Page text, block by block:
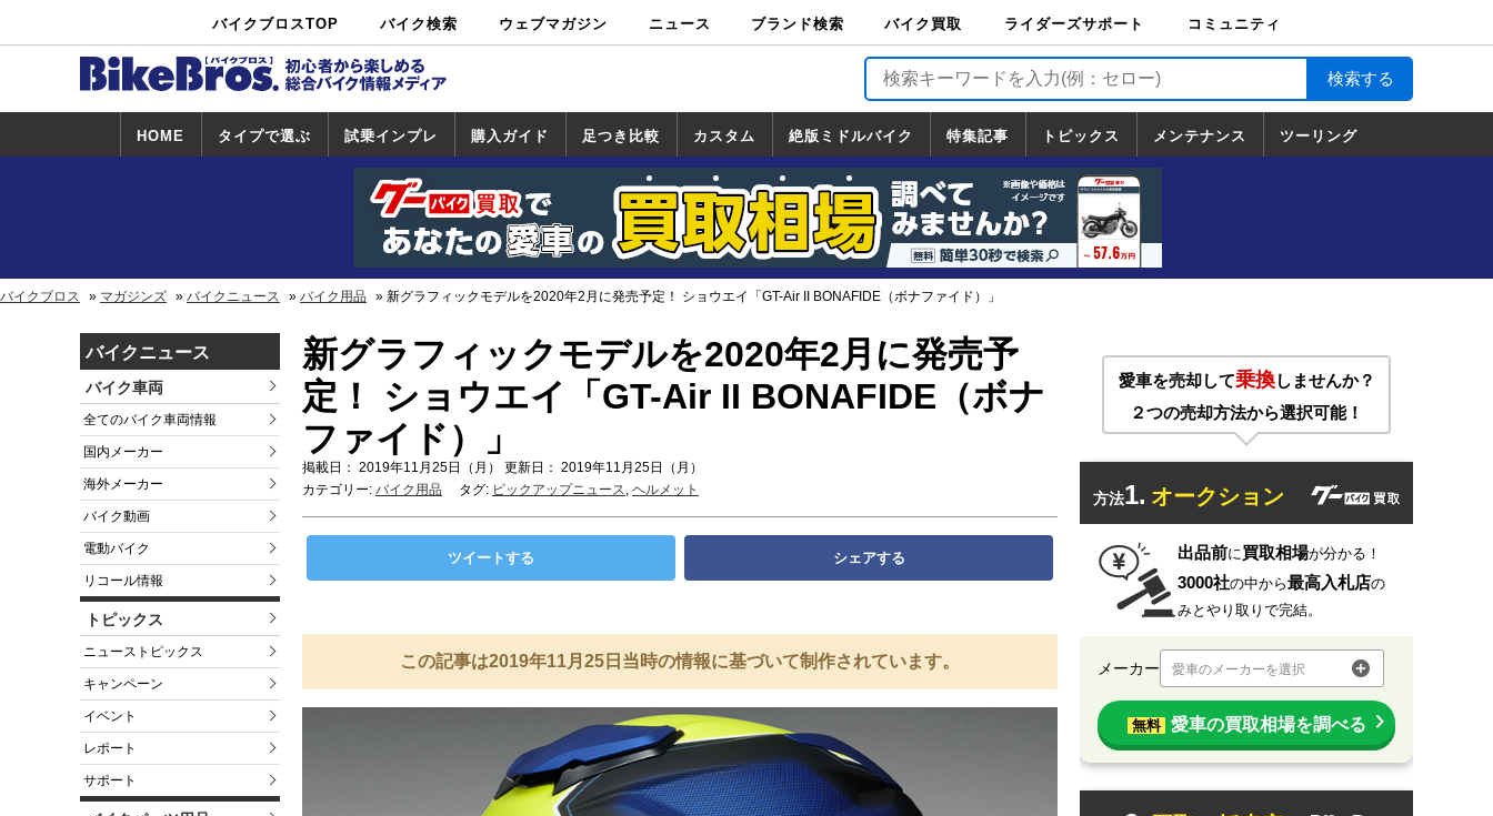
バイクブロスTOP バイク検索
中古バイ
ク・新車検
カタログ検
索
ショップ検
索
ウェブマガジン ニュース ブランド検索 バイク買取
バイク買取
ライダーズサポート
ライダーズサポート
TOP
バイク輸送
バイクガレージライ
フ
バイク車両保険
ロードサービス
バイク試乗
コミュニティ
HOME タイプで選ぶ 試乗インプレ
試乗インプレ
一覧
ホンダ
ヤマハ
スズキ
カワサキ
ハーレー
BMW
トライアンフ
ドゥカティ
購入ガイド
一覧
足つき比較 カスタム
カスタム
一覧
ホンダ
ヤマハ
スズキ
カワサキ
絶版ミドルバイク
絶版ミドルバイク
一覧
ホンダ
ヤマハ
スズキ
カワサキ
特集記事 トピックス
トピックス
一覧
ホンダ
ヤマハ
スズキ
カワサキ
ハーレーダ
ビッドソン
BMW
ドゥカティ
トライアン
フ
メンテナンス ツーリング
道の駅調査隊
ツーリング情報局
日本の道50選
国道めぐり
林道ツーリング
バイクブロス マガジンズ バイクニュース バイク用品 新グラフィックモデルを2020年2月に発売予定！ ショウエイ「GT-Air II BONAFIDE（ボナファイド）」
バイクニュース
バイク車両
全てのバイク車両情報
国内メーカー
海外メーカー
バイク動画
電動バイク
リコール情報
トピックス
ニューストピックス
キャンペーン
イベント
レポート
サポート
新グラフィックモデルを2020年2月に発売予
定！ ショウエイ「GT-Air II BONAFIDE（ボナ
ファイド）」
掲載日： 2019年11月25日（月） 更新日： 2019年11月25日（月）
カテゴリー: バイク用品 タグ: ピックアップニュース, ヘルメット
ツイートする シェアする
この記事は2019年11月25日当時の情報に基づいて制作されています。
愛車を売却して乗換しませんか？
２つの売却方法から選択可能！
方法1. オークション
出品前に買取相場が分かる！
3000社の中から最高入札店の
みとやり取りで完結。
メーカー 愛車のメーカーを選択
無料 愛車の買取相場を調べる